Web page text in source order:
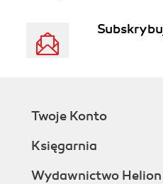
Twoje Konto
Księgarnia
Wydawnictwo Helion